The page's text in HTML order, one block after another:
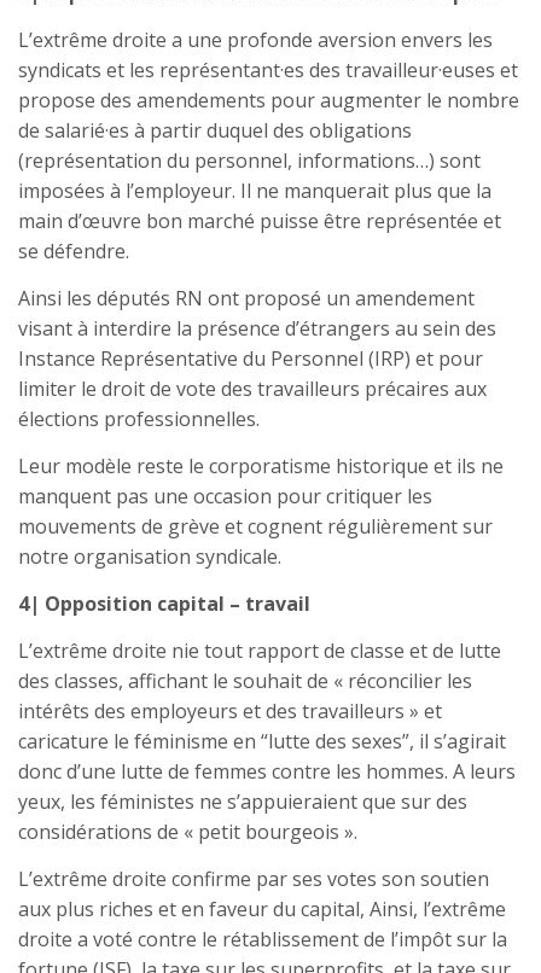
L’extrême droite a une profonde aversion envers les
syndicats et les représentant·es des travailleur·euses et
propose des amendements pour augmenter le nombre
de salarié·es à partir duquel des obligations
(représentation du personnel, informations…) sont
imposées à l’employeur. Il ne manquerait plus que la
main d’œuvre bon marché puisse être représentée et
se défendre.
Ainsi les députés RN ont proposé un amendement
visant à interdire la présence d’étrangers au sein des
Instance Représentative du Personnel (IRP) et pour
limiter le droit de vote des travailleurs précaires aux
élections professionnelles.
Leur modèle reste le corporatisme historique et ils ne
manquent pas une occasion pour critiquer les
mouvements de grève et cognent régulièrement sur
notre organisation syndicale.
4| Opposition capital – travail
L’extrême droite nie tout rapport de classe et de lutte
des classes, affichant le souhait de « réconcilier les
intérêts des employeurs et des travailleurs » et
caricature le féminisme en “lutte des sexes”, il s’agirait
donc d’une lutte de femmes contre les hommes. A leurs
yeux, les féministes ne s’appuieraient que sur des
considérations de « petit bourgeois ».
L’extrême droite confirme par ses votes son soutien
aux plus riches et en faveur du capital, Ainsi, l’extrême
droite a voté contre le rétablissement de l’impôt sur la